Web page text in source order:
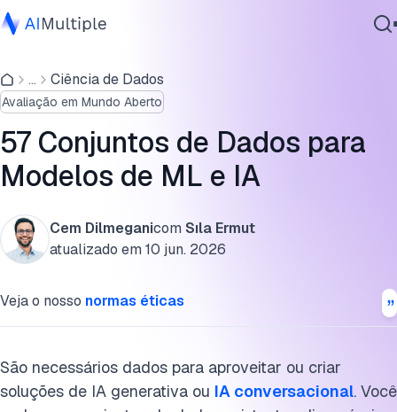
IA Agêntica
Segurança cibernética
Dados
Software Empresarial
Serviços
... Ciência de Dados
Avaliação em Mundo Aberto
57 Conjuntos de Dados para
Modelos de ML e IA
Cem Dilmeganicom Sıla Ermut
atualizado em 10 jun. 2026
Veja o nosso normas éticas
São necessários dados para aproveitar ou criar
soluções de IA generativa ou IA conversacional. Você
Conjuntos de dados de codificação e engenharia de
software com IA
Conjuntos de dados de cibersegurança e segurança de
dados
Dados, dados sintéticos e conjuntos de dados de
privacidade
O que são conjuntos de dados de ML?
Trabalhar com um parceiro de dados
Tipos de conjuntos de dados de ML